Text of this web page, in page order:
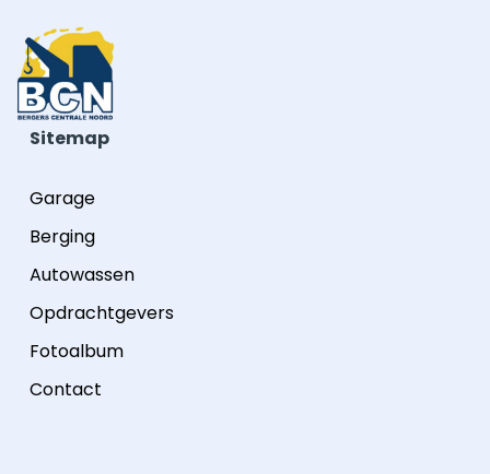
Sitemap
Garage
Berging
Autowassen
Opdrachtgevers
Fotoalbum
Contact